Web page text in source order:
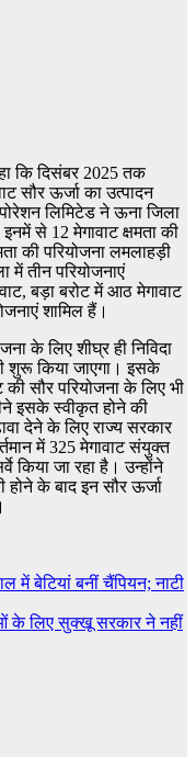
कि दिसंबर 2025 तक
सौर ऊर्जा का उत्पादन
लिमिटेड ने ऊना जिला
से 12 मेगावाट क्षमता की
की परियोजना लमलाहड़ी
में तीन परियोजनाएं
बड़ा बरोट में आठ मेगावाट
शामिल हैं।
के लिए शीघ्र ही निविदा
शुरू किया जाएगा। इसके
सौर परियोजना के लिए भी
इसके स्वीकृत होने की
देने के लिए राज्य सरकार
में 325 मेगावाट संयुक्त
किया जा रहा है। उन्होंने
होने के बाद इन सौर ऊर्जा
में बेटियां बनीं चैंपियन; नाटी
के लिए सुक्खू सरकार ने नहीं